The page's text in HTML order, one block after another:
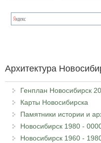
Архитектура
Генплан Новосибирск
Карты Новосибирска
Памятники истории и
Новосибирск 1980 -
Новосибирск 1960 -